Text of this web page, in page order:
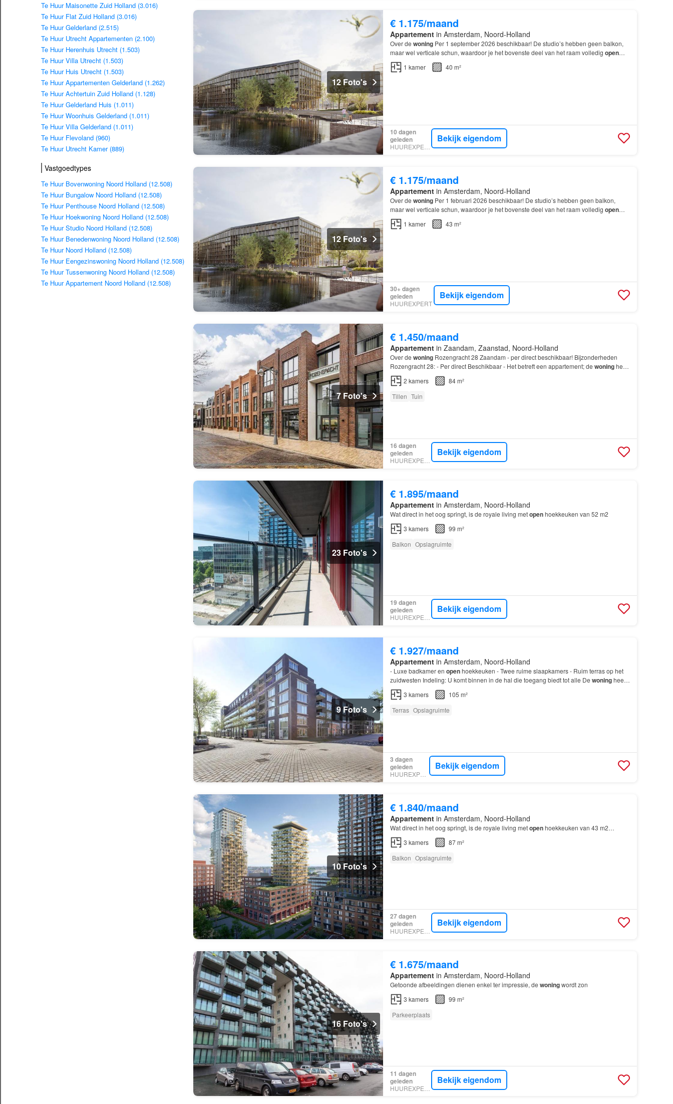
Te Huur Maisonette Zuid Holland (3.016)
Te Huur Flat Zuid Holland (3.016)
Te Huur Gelderland (2.515)
Te Huur Utrecht Appartementen (2.100)
Te Huur Herenhuis Utrecht (1.503)
Te Huur Villa Utrecht (1.503)
Te Huur Huis Utrecht (1.503)
Te Huur Appartementen Gelderland (1.262)
Te Huur Achtertuin Zuid Holland (1.128)
Te Huur Gelderland Huis (1.011)
Te Huur Woonhuis Gelderland (1.011)
Te Huur Villa Gelderland (1.011)
Te Huur Flevoland (960)
Te Huur Utrecht Kamer (889)
Vastgoedtypes
Te Huur Bovenwoning Noord Holland (12.508)
Te Huur Bungalow Noord Holland (12.508)
Te Huur Penthouse Noord Holland (12.508)
Te Huur Hoekwoning Noord Holland (12.508)
Te Huur Studio Noord Holland (12.508)
Te Huur Benedenwoning Noord Holland (12.508)
Te Huur Noord Holland (12.508)
Te Huur Eengezinswoning Noord Holland (12.508)
Te Huur Tussenwoning Noord Holland (12.508)
Te Huur Appartement Noord Holland (12.508)
12 Foto's
€ 1.175/maand
Appartementin Amsterdam, Noord-Holland
Over de woningPer 1 september 2026 beschikbaar! De studio’s hebben geen balkon,
maar wel verticale schun, waardoor je het bovenste deel van het raam volledig open
kunt zetten.
1 kamer 40 m²
10 dagen
geleden
HUUREXPERT
Bekijk eigendom
12 Foto's
€ 1.175/maand
Appartementin Amsterdam, Noord-Holland
Over de woningPer 1 februari 2026 beschikbaar! De studio’s hebben geen balkon,
maar wel verticale schun, waardoor je het bovenste deel van het raam volledig open
kunt zetten.
1 kamer 43 m²
30+ dagen
geleden
HUUREXPERT
Bekijk eigendom
7 Foto's
€ 1.450/maand
Appartementin Zaandam, Zaanstad, Noord-Holland
Over de woningRozengracht 28 Zaandam - per direct beschikbaar! Bijzonderheden
Rozengracht 28: - Per direct Beschikbaar - Het betreft een appartement; de woningheeft
2 kamers met een tuin…
2 kamers
84 m²
Tillen Tuin
16 dagen
geleden
Bekijk eigendom
23 Foto's
€ 1.895/maand
Appartementin Amsterdam, Noord-Holland
Wat direct in het oog springt, is de royale living metopenhoekkeuken van 52 m2
3 kamers
99 m²
Balkon Opslagruimte
19 dagen
geleden
Bekijk eigendom
9 Foto's
€ 1.927/maand
Appartementin Amsterdam, Noord-Holland
- Luxe badkamer en openhoekkeuken - Twee ruime slaapkamers - Ruim terras op het
zuidwesten Indeling: U komt binnen in de hal die toegang biedt tot alle De woningheeft
een ruime woonkamer met een
3 kamers
105 m²
Terras Opslagruimte
3 dagen
geleden
HUUREXPERT
Bekijk eigendom
10 Foto's
€ 1.840/maand
Appartementin Amsterdam, Noord-Holland
Wat direct in het oog springt, is de royale living metopenhoekkeuken van 43 m2…
3 kamers
87 m²
Balkon Opslagruimte
27 dagen
geleden
Bekijk eigendom
16 Foto's
€ 1.675/maand
Appartementin Amsterdam, Noord-Holland
Getoonde afbeeldingen dienen enkel ter impressie, de woningwordt zon
3 kamers
99 m²
Parkeerplaats
11 dagen
geleden
Bekijk eigendom